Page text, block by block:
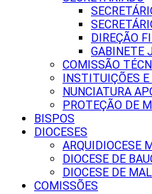
DIREÇÃO
GABINETE
COMISSÃO
INSTITUIÇÕES E
NUNCIATURA
PROTEÇÃO DE
BISPOS
DIOCESES
ARQUIDIOCESE
DIOCESE DE
DIOCESE DE
COMISSÕES